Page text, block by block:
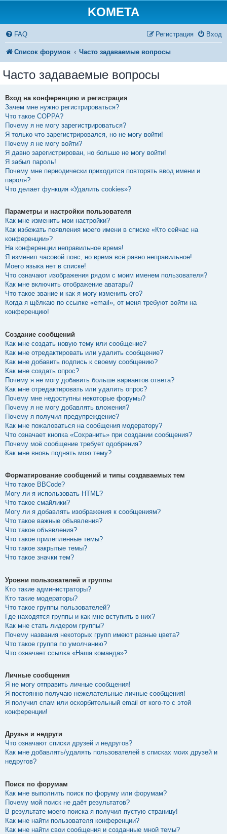
KOMETA
FAQ Вход
Регистрация
Список форумов Часто задаваемые вопросы
Часто задаваемые вопросы
Вход на конференцию и регистрация
Зачем мне нужно регистрироваться?
Что такое COPPA?
Почему я не могу зарегистрироваться?
Я только что зарегистрировался, но не могу войти!
Почему я не могу войти?
Я давно зарегистрирован, но больше не могу войти!
Я забыл пароль!
Почему мне периодически приходится повторять ввод имени и
пароля?
Что делает функция «Удалить cookies»?
Параметры и настройки пользователя
Как мне изменить мои настройки?
Как избежать появления моего имени в списке «Кто сейчас на
конференции»?
На конференции неправильное время!
Я изменил часовой пояс, но время всё равно неправильное!
Моего языка нет в списке!
Что означают изображения рядом с моим именем пользователя?
Как мне включить отображение аватары?
Что такое звание и как я могу изменить его?
Когда я щёлкаю по ссылке «email», от меня требуют войти на
конференцию!
Создание сообщений
Как мне создать новую тему или сообщение?
Как мне отредактировать или удалить сообщение?
Как мне добавить подпись к своему сообщению?
Как мне создать опрос?
Почему я не могу добавить больше вариантов ответа?
Как мне отредактировать или удалить опрос?
Почему мне недоступны некоторые форумы?
Почему я не могу добавлять вложения?
Почему я получил предупреждение?
Как мне пожаловаться на сообщения модератору?
Что означает кнопка «Сохранить» при создании сообщения?
Почему моё сообщение требует одобрения?
Как мне вновь поднять мою тему?
Форматирование сообщений и типы создаваемых тем
Что такое BBCode?
Могу ли я использовать HTML?
Что такое смайлики?
Могу ли я добавлять изображения к сообщениям?
Что такое важные объявления?
Что такое объявления?
Что такое прилепленные темы?
Что такое закрытые темы?
Что такое значки тем?
Уровни пользователей и группы
Кто такие администраторы?
Кто такие модераторы?
Что такое группы пользователей?
Где находятся группы и как мне вступить в них?
Как мне стать лидером группы?
Почему названия некоторых групп имеют разные цвета?
Что такое группа по умолчанию?
Что означает ссылка «Наша команда»?
Личные сообщения
Я не могу отправить личные сообщения!
Я постоянно получаю нежелательные личные сообщения!
Я получил спам или оскорбительный email от кого-то с этой
конференции!
Друзья и недруги
Что означают списки друзей и недругов?
Как мне добавлять/удалять пользователей в списках моих друзей и
недругов?
Поиск по форумам
Как мне выполнить поиск по форуму или форумам?
Почему мой поиск не даёт результатов?
В результате моего поиска я получил пустую страницу!
Как мне найти пользователя конференции?
Как мне найти свои сообщения и созданные мной темы?